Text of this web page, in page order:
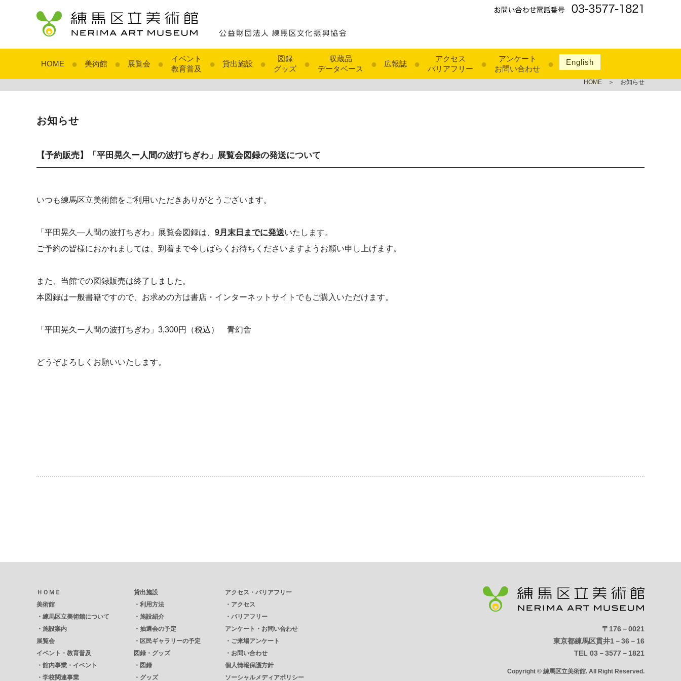
HOME ● 美術館 ● 展覧会 ●
イベント
教育普及
● 貸出施設 ●
図録
グッズ
●
収蔵品
データベース
● 広報誌 ●
アクセス
バリアフリー
●
アンケート
お問い合わせ
● English
HOME ＞ お知らせ
お知らせ
【予約販売】「平田晃久ー人間の波打ちぎわ」展覧会図録の発送について
いつも練馬区立美術館をご利用いただきありがとうございます。
「平田晃久―人間の波打ちぎわ」展覧会図録は、 9月末日までに発送いたします。
ご予約の皆様におかれましては、到着まで今しばらくお待ちくださいますようお願い申し上げます。
また、当館での図録販売は終了しました。
本図録は一般書籍ですので、お求めの方は書店・インターネットサイトでもご購入いただけます。
「平田晃久ー人間の波打ちぎわ」3,300円（税込） 青幻舎
どうぞよろしくお願いいたします。
ＨＯＭＥ
美術館
・ 練馬区立美術館について
・ 施設案内
展覧会
イベント・教育普及
・ 館内事業・イベント
・ 学校関連事業
貸出施設
・ 利用方法
・ 施設紹介
・ 抽選会の予定
・ 区民ギャラリーの予定
図録・グッズ
・ 図録
・ グッズ
アクセス・バリアフリー
・ アクセス
・ バリアフリー
アンケート・お問い合わせ
・ ご来場アンケート
・ お問い合わせ
個人情報保護方針
ソーシャルメディアポリシー
〒176－0021
東京都練馬区貫井1－36－16
TEL 03－3577－1821
Copyright © 練馬区立美術館. All Right Reserved.